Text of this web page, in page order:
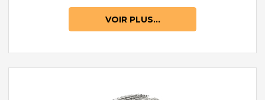
VOIR PLUS...